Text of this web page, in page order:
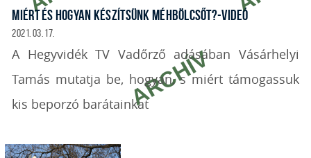
MIÉRT ÉS HOGYAN KÉSZÍTSÜNK MÉHBÖLCSŐT?-VIDEÓ
2021. 03. 17.
A Hegyvidék TV Vadőrző adásában Vásárhelyi
Tamás mutatja be, hogyan, s miért támogassuk
kis beporzó barátainkat